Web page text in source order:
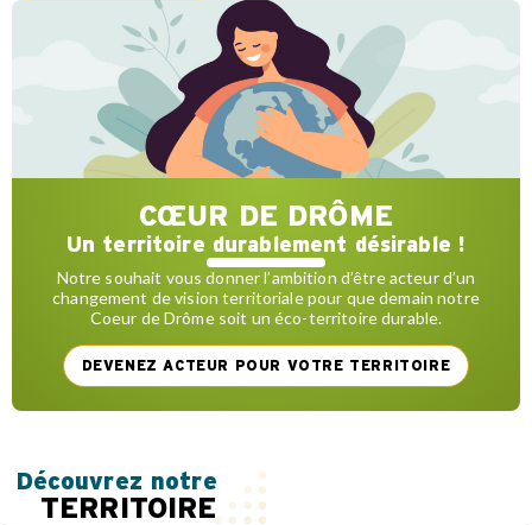
CŒUR DE DRÔME
Un territoire durablement désirable !
Notre souhait vous donner l’ambition d’être acteur d’un
changement de vision territoriale pour que demain notre
Coeur de Drôme soit un éco-territoire durable.
DEVENEZ ACTEUR POUR VOTRE TERRITOIRE
Découvrez notre
TERRITOIRE